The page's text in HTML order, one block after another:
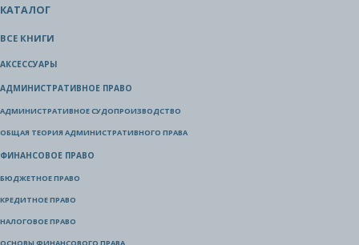
КАТАЛОГ
ВСЕ КНИГИ
АКСЕССУАРЫ
АДМИНИСТРАТИВНОЕ ПРАВО
АДМИНИСТРАТИВНОЕ СУДОПРОИЗВОДСТВО
ОБЩАЯ ТЕОРИЯ АДМИНИСТРАТИВНОГО ПРАВА
ФИНАНСОВОЕ ПРАВО
БЮДЖЕТНОЕ ПРАВО
КРЕДИТНОЕ ПРАВО
НАЛОГОВОЕ ПРАВО